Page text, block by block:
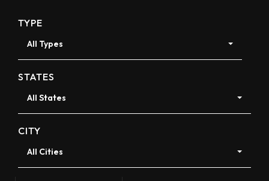
TYPE
All Types
STATES
All States
CITY
All Cities